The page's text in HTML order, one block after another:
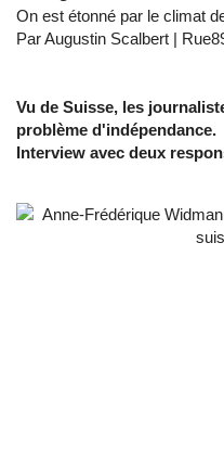
On est étonné par le climat
Par Augustin Scalbert |
Vu de Suisse, les
problème d'indépendance.
Interview avec deux